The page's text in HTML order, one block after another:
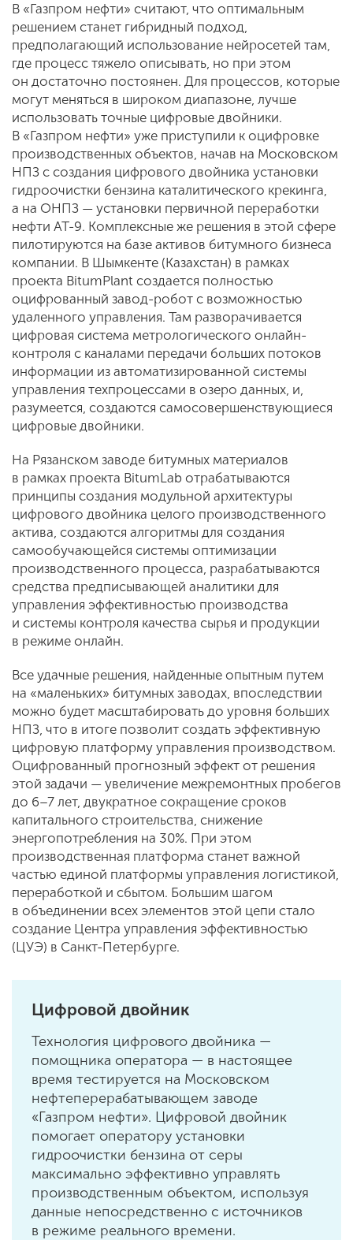
В «Газпром нефти» считают, что оптимальным
решением станет гибридный подход,
предполагающий использование нейросетей там,
где процесс тяжело описывать, но при этом
он достаточно постоянен. Для процессов, которые
могут меняться в широком диапазоне, лучше
использовать точные цифровые двойники.
В «Газпром нефти» уже приступили к оцифровке
производственных объектов, начав на Московском
НПЗ с создания цифрового двойника установки
гидроочистки бензина каталитического крекинга,
а на ОНПЗ — установки первичной переработки
нефти АТ-9. Комплексные же решения в этой сфере
пилотируются на базе активов битумного бизнеса
компании. В Шымкенте (Казахстан) в рамках
проекта BitumPlant создается полностью
оцифрованный завод-робот с возможностью
удаленного управления. Там разворачивается
цифровая система метрологического онлайн-
контроля с каналами передачи больших потоков
информации из автоматизированной системы
управления техпроцессами в озеро данных, и,
разумеется, создаются самосовершенствующиеся
цифровые двойники.
На Рязанском заводе битумных материалов
в рамках проекта BitumLab отрабатываются
принципы создания модульной архитектуры
цифрового двойника целого производственного
актива, создаются алгоритмы для создания
самообучающейся системы оптимизации
производственного процесса, разрабатываются
средства предписывающей аналитики для
управления эффективностью производства
и системы контроля качества сырья и продукции
в режиме онлайн.
Все удачные решения, найденные опытным путем
на «маленьких» битумных заводах, впоследствии
можно будет масштабировать до уровня больших
НПЗ, что в итоге позволит создать эффективную
цифровую платформу управления производством.
Оцифрованный прогнозный эффект от решения
этой задачи — увеличение межремонтных пробегов
до 6–7 лет, двукратное сокращение сроков
капитального строительства, снижение
энергопотребления на 30%. При этом
производственная платформа станет важной
частью единой платформы управления логистикой,
переработкой и сбытом. Большим шагом
в объединении всех элементов этой цепи стало
создание Центра управления эффективностью
(ЦУЭ) в Санкт-Петербурге.
Цифровой двойник
Технология цифрового двойника —
помощника оператора — в настоящее
время тестируется на Московском
нефтеперерабатывающем заводе
«Газпром нефти». Цифровой двойник
помогает оператору установки
гидроочистки бензина от серы
максимально эффективно управлять
производственным объектом, используя
данные непосредственно с источников
в режиме реального времени.